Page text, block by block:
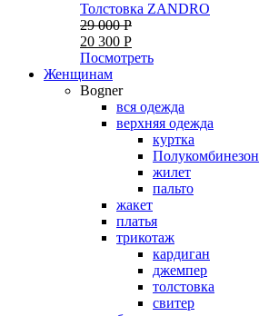
Толстовка ZANDRO
29 000 Р
20 300 Р
Посмотреть
Женщинам
Bogner
вся одежда
верхняя одежда
куртка
Полукомбинезон
жилет
пальто
жакет
платья
трикотаж
кардиган
джемпер
толстовка
свитер